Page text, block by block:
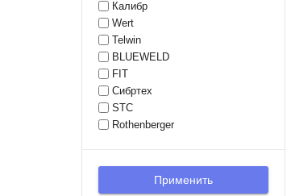
Калибр
Wert
Telwin
BLUEWELD
FIT
Сибртех
STC
Rothenberger